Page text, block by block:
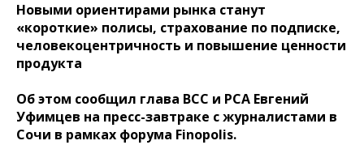
Новыми ориентирами рынка станут
«короткие» полисы, страхование по подписке,
человекоцентричность и повышение ценности
продукта
Об этом сообщил глава ВСС и РСА Евгений
Уфимцев на пресс-завтраке с журналистами в
Сочи в рамках форума Finopolis.